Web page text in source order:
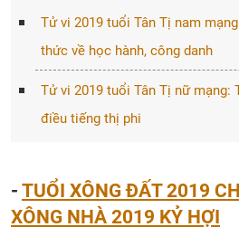
Tử vi 2019 tuổi Tân Tị nam
thức về học hành, công danh
Tử vi 2019 tuổi Tân Tị nữ mạng:
điều tiếng thị phi
- TUỔI XÔNG ĐẤT 2019
XÔNG NHÀ 2019 KỶ HỢI